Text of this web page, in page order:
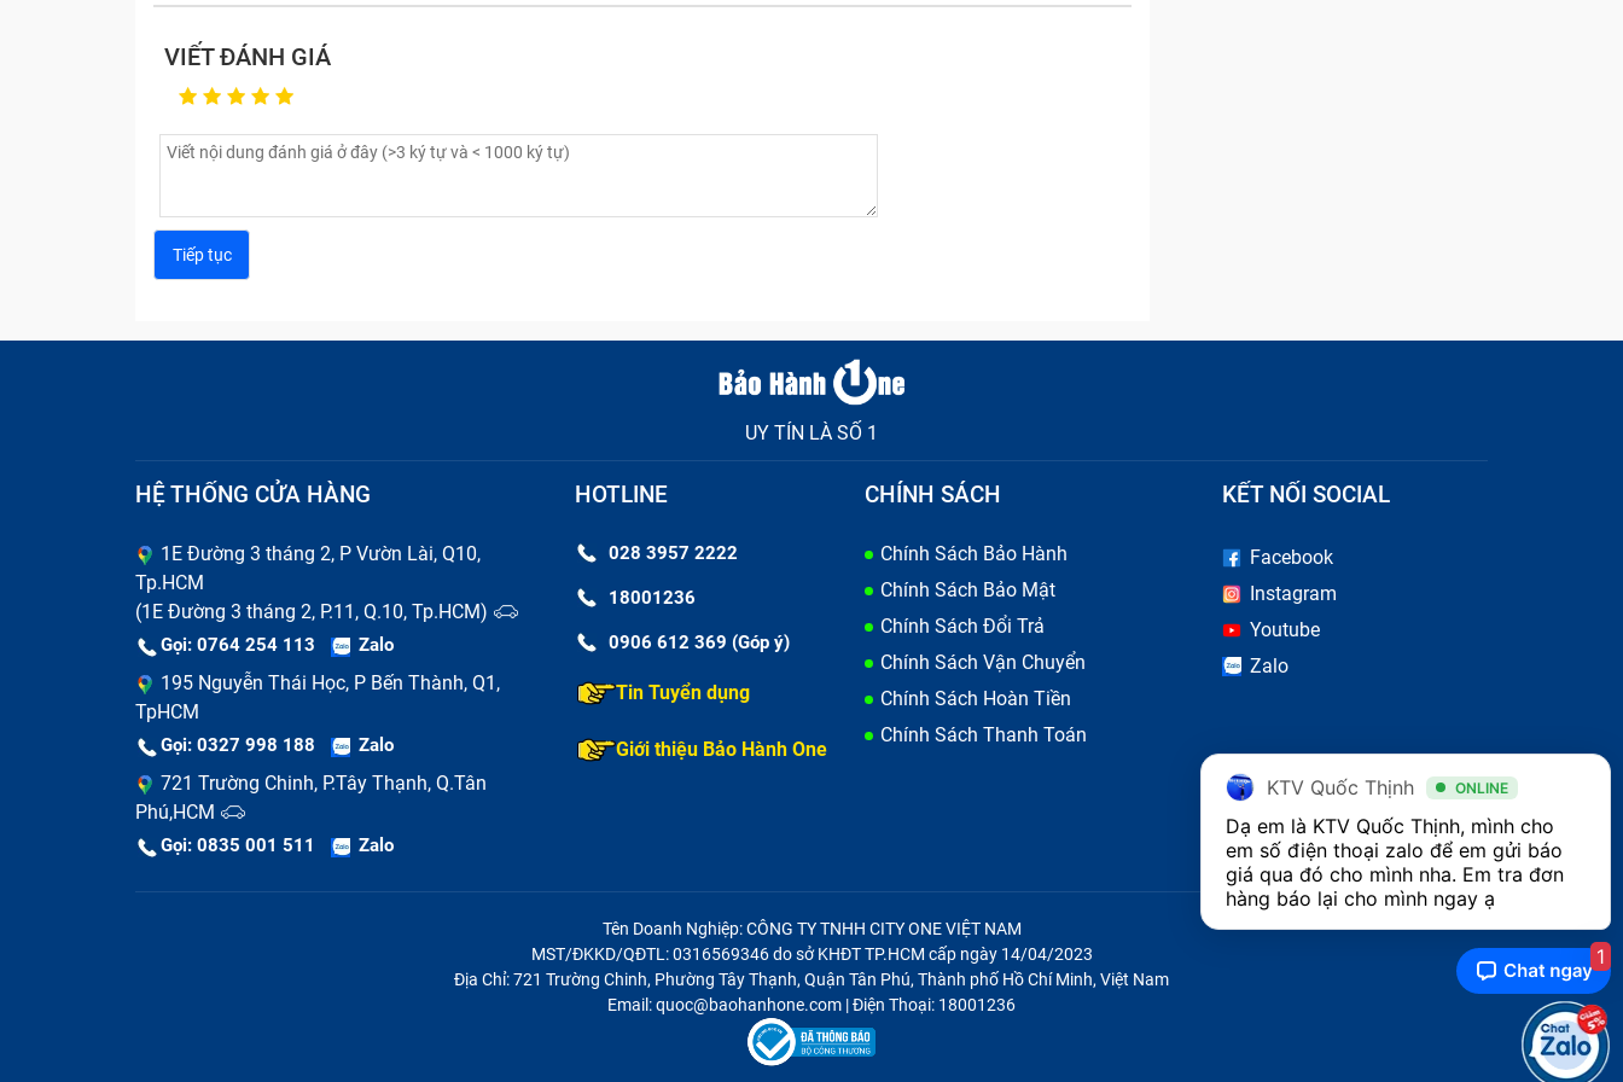
Lỗi màn hình đen:Máy tính đang mở nhưng màn hình không hiển thị, đèn numlock và capslock chớp nháy
Lỗi quạt tản nhiệt:Trong khi sử dụng, bạn thấy quạt tản nhiệt của máy kêu to bất thường, máy nhanh nóng
lên và tự tắt nguồn.
VIẾT ĐÁNH GIÁ
UY TÍN LÀ SỐ 1
HỆ THỐNG CỬA HÀNG
1E Đường 3 tháng 2, P Vườn Lài, Q10,
Tp.HCM
(1E Đường 3 tháng 2, P.11, Q.10, Tp.HCM)
Gọi: 0764 254 113 Zalo
195 Nguyễn Thái Học, P Bến Thành, Q1,
TpHCM
Gọi: 0327 998 188 Zalo
721 Trường Chinh, P.Tây Thạnh, Q.Tân
Phú,HCM
Gọi: 0835 001 511 Zalo
HOTLINE
028 3957 2222
18001236
0906 612 369 (Góp ý)
Tin Tuyển dụng
Giới thiệu Bảo Hành One
CHÍNH SÁCH
Chính Sách Bảo Hành
Chính Sách Bảo Mật
Chính Sách Đổi Trả
Chính Sách Vận Chuyển
Chính Sách Hoàn Tiền
Chính Sách Thanh Toán
KẾT NỐI SOCIAL
Facebook
Instagram
Youtube
Zalo
Tên Doanh Nghiệp: CÔNG TY TNHH CITY ONE VIỆT NAM
MST/ĐKKD/QĐTL: 0316569346 do sở KHĐT TP.HCM cấp ngày 14/04/2023
Địa Chỉ: 721 Trường Chinh, Phường Tây Thạnh, Quận Tân Phú, Thành phố Hồ Chí Minh, Việt Nam
Email: quoc@baohanhone.com | Điện Thoại: 18001236
KTV Quốc Thịnh ONLINE
Dạ em là KTV Quốc Thịnh, mình cho
em số điện thoại zalo để em gửi báo
giá qua đó cho mình nha. Em tra đơn
hàng báo lại cho mình ngay ạ
1